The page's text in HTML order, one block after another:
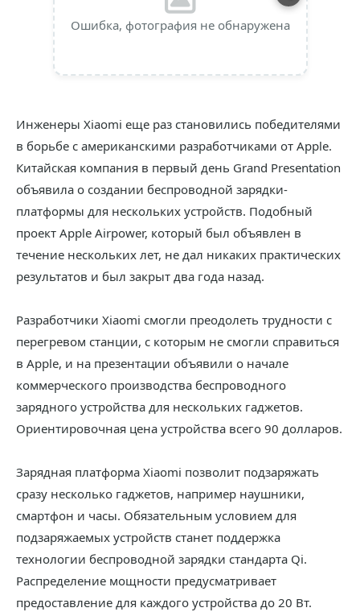
Ошибка, фотография не обнаружена
Инженеры Xiaomi еще раз становились победителями
в борьбе с американскими разработчиками от Apple.
Китайская компания в первый день Grand Presentation
объявила о создании беспроводной зарядки-
платформы для нескольких устройств. Подобный
проект Apple Airpower, который был объявлен в
течение нескольких лет, не дал никаких практических
результатов и был закрыт два года назад.
Разработчики Xiaomi смогли преодолеть трудности с
перегревом станции, с которым не смогли справиться
в Apple, и на презентации объявили о начале
коммерческого производства беспроводного
зарядного устройства для нескольких гаджетов.
Ориентировочная цена устройства всего 90 долларов.
Зарядная платформа Xiaomi позволит подзаряжать
сразу несколько гаджетов, например наушники,
смартфон и часы. Обязательным условием для
подзаряжаемых устройств станет поддержка
технологии беспроводной зарядки стандарта Qi.
Распределение мощности предусматривает
предоставление для каждого устройства до 20 Вт.